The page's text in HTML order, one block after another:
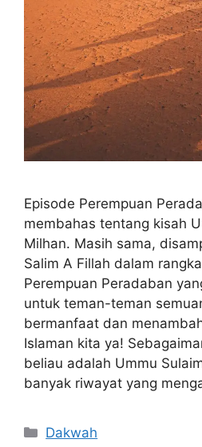
Episode Perempuan
membahas tentang kisah
Milhan. Masih sama,
Salim A Fillah dalam
Perempuan Peradaban
untuk teman-teman
bermanfaat dan
Islaman kita ya!
beliau adalah Ummu
banyak riwayat yang
Categories
Dakwah